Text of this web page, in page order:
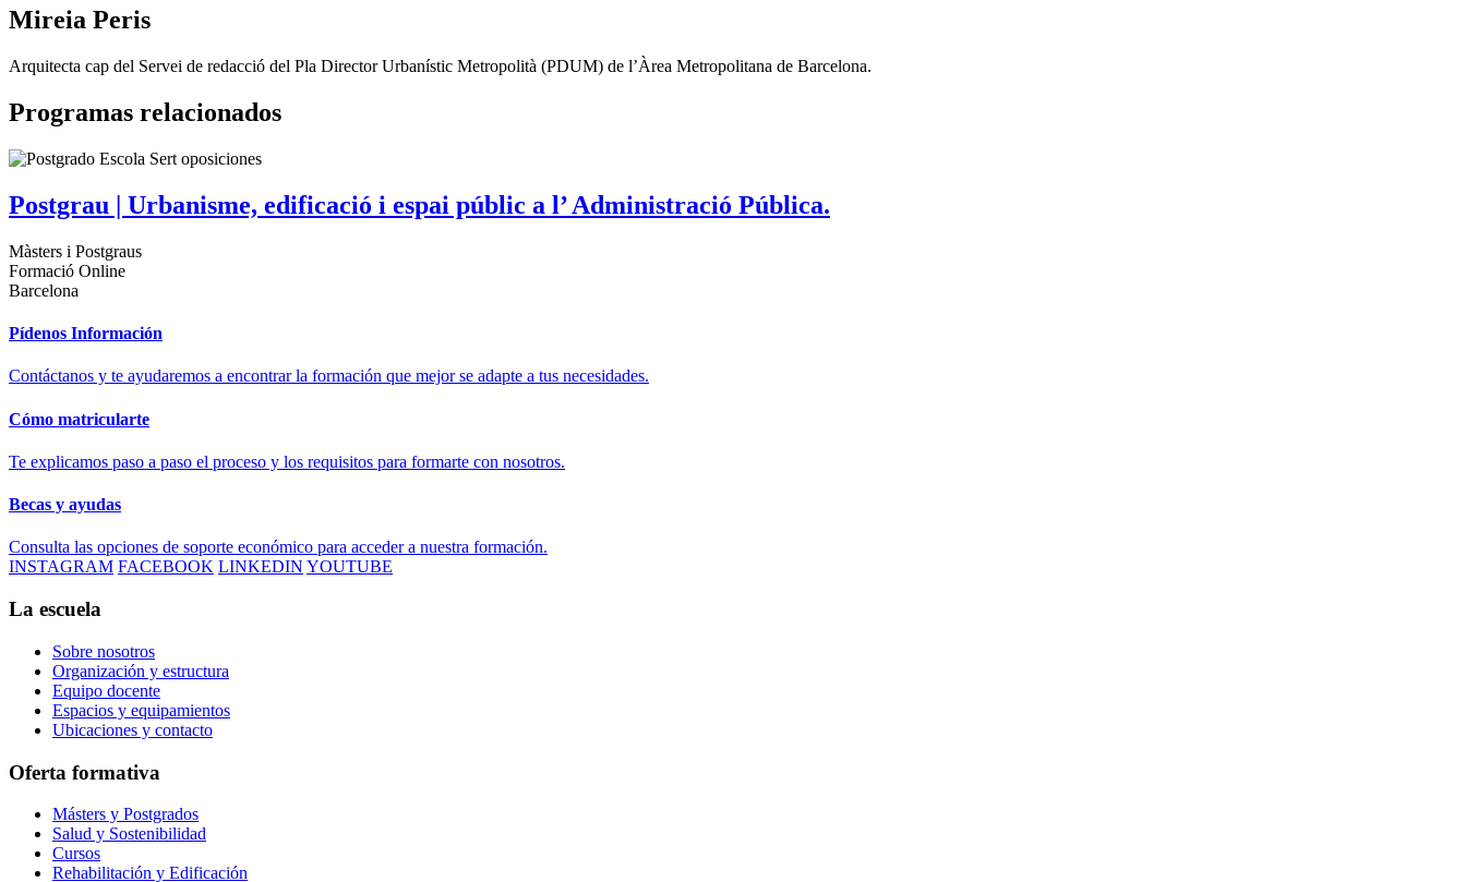
Mireia Peris
Arquitecta cap del Servei de redacció del Pla Director Urbanístic Metropolità (PDUM) de l’Àrea Metropolitana de Barcelona.
Programas relacionados
Postgrau | Urbanisme, edificació i espai públic a l’ Administració Pública.
Màsters i Postgraus
Formació Online
Barcelona
Pídenos Información
Contáctanos y te ayudaremos a encontrar la formación que mejor se adapte a tus necesidades.
Cómo matricularte
Te explicamos paso a paso el proceso y los requisitos para formarte con nosotros.
Becas y ayudas
Consulta las opciones de soporte económico para acceder a nuestra formación.
INSTAGRAM FACEBOOK LINKEDIN YOUTUBE
La escuela
Sobre nosotros
Organización y estructura
Equipo docente
Espacios y equipamientos
Ubicaciones y contacto
Oferta formativa
Másters y Postgrados
Salud y Sostenibilidad
Cursos
Rehabilitación y Edificación